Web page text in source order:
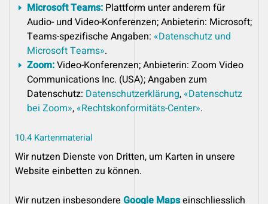
Microsoft Teams: Plattform unter anderem für
Audio- und Video-Konferenzen; Anbieterin: Microsoft;
Teams-spezifische Angaben: «Datenschutz und
Microsoft Teams».
Zoom:Video-Konferenzen; Anbieterin: Zoom Video
Communications Inc. (USA); Angaben zum
Datenschutz: Datenschutzerklärung,«Datenschutz
bei Zoom»,«Rechtskonformitäts-Center».
10.4 Kartenmaterial
Wir nutzen Dienste von Dritten, um Karten in unsere
Website einbetten zu können.
Wir nutzen insbesondere Google Mapseinschliesslich